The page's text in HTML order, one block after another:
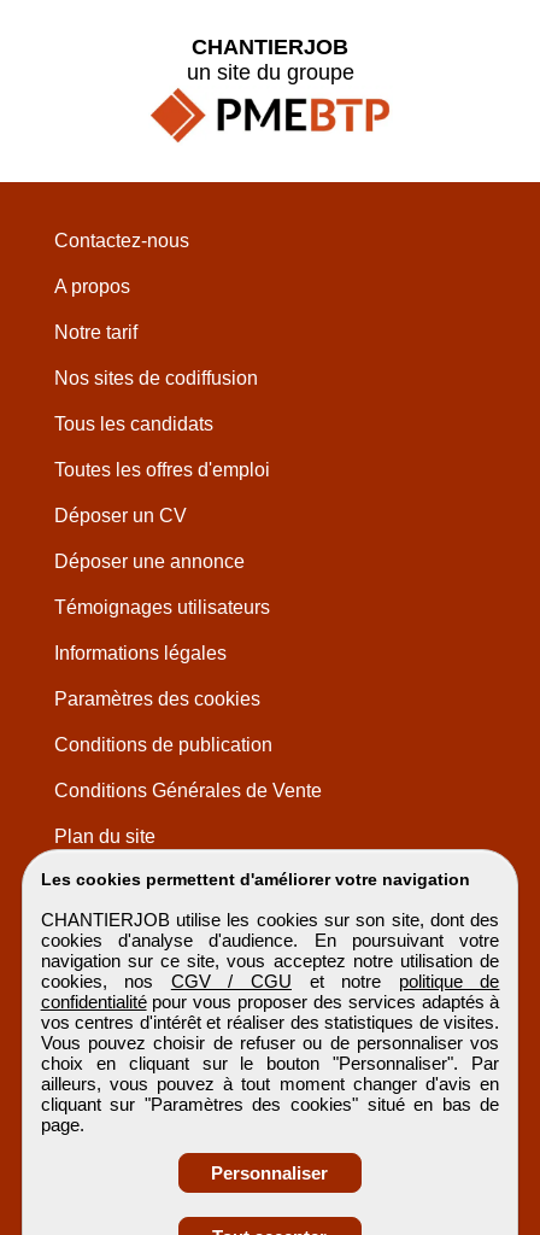
Les cookies permettent d'améliorer votre navigation
CHANTIERJOB utilise les cookies sur son site, dont des
cookies d'analyse d'audience. En poursuivant votre
navigation sur ce site, vous acceptez notre utilisation de
cookies, nos CGV / CGU et notre politique de
confidentialitépour vous proposer des services adaptés à
vos centres d'intérêt et réaliser des statistiques de visites.
Vous pouvez choisir de refuser ou de personnaliser vos
choix en cliquant sur le bouton "Personnaliser". Par
ailleurs, vous pouvez à tout moment changer d'avis en
cliquant sur "Paramètres des cookies" situé en bas de
page.
Personnaliser
CHANTIERJOB
un site du groupe
Contactez-nous
A propos
Notre tarif
Nos sites de codiffusion
Tous les candidats
Toutes les offres d'emploi
Déposer un CV
Déposer une annonce
Témoignages utilisateurs
Informations légales
Paramètres des cookies
Conditions de publication
Conditions Générales de Vente
Plan du site